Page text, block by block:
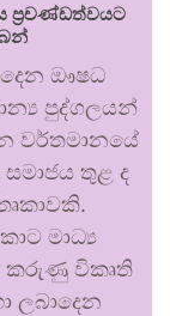
ප්‍රචණ්ඩත්වයට
ඖෂධ
පුද්ගලයන්
වර්තමානයේ
තුළ ද
මාධ්‍ය
කරුණු විකෘති
ලබාදෙන